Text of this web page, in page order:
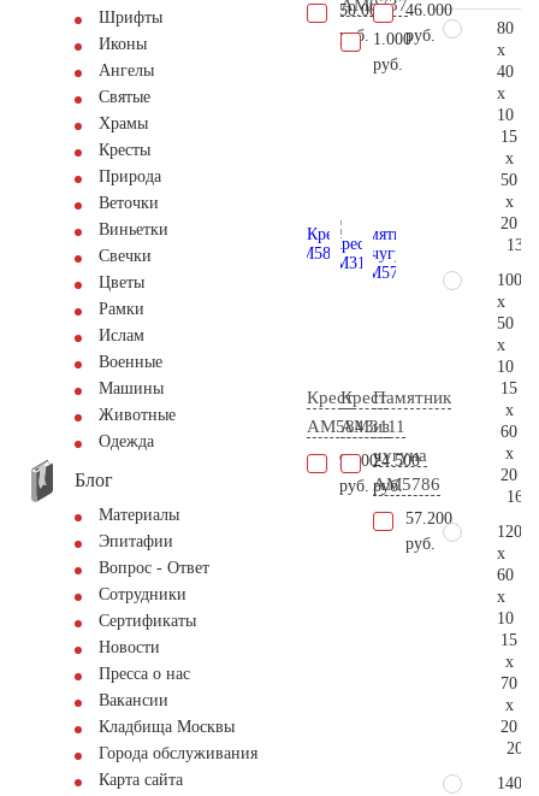
Шрифты
Иконы
Ангелы
Святые
Храмы
Кресты
Природа
Веточки
Виньетки
Свечки
Цветы
Рамки
Ислам
Военные
Машины
Животные
Одежда
Блог
Материалы
Эпитафии
Вопрос - Ответ
Сотрудники
Сертификаты
Новости
Пресса о нас
Вакансии
Кладбища Москвы
Города обслуживания
Карта сайта
50.000
руб.
AM0737
1.000
руб.
46.000
руб.
Крест
AM5843
9.200
руб.
Крест
AM3111
24.500
руб.
Памятник
из
чугуна
AM5786
57.200
руб.
80
x
40
x
10
15
x
50
x
20
100
x
50
x
10
15
x
60
x
20
120
x
60
x
10
15
x
70
x
20
140